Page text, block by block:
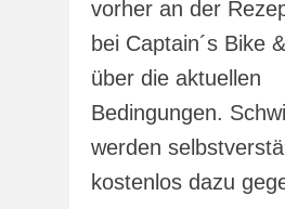
vorher an der
bei Captain´s Bike
über die aktuellen
Bedingungen.
werden
kostenlos dazu